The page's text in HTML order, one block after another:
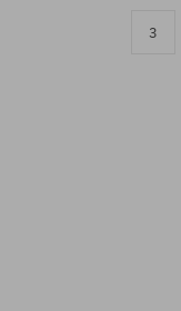
3